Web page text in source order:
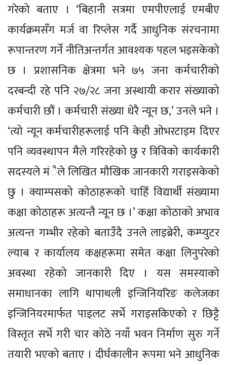
गरेको बताए । ‘बिहानी सत्रमा एमपीएलाई एमबीए
कार्यक्रमसँग मर्ज वा रिप्लेस गर्दै आधुनिक संरचनामा
रूपान्तरण गर्ने नीतिअन्तर्गत आवश्यक पहल भइसकेको
छ । प्रशासनिक क्षेत्रमा भने ७५ जना कर्मचारीको
दरबन्दी रहे पनि २७/२८ जना अस्थायी करार संख्याको
कर्मचारी छौं । कर्मचारी संख्या धेरै न्यून छ,’ उनले भने ।
‘त्यो न्यून कर्मचारीहरूलाई पनि केही ओभरटाइम दिएर
पनि व्यवस्थापन मैले गरिरहेको छु र त्रिविको कार्यकारी
सदस्यले मंैले लिखित मौखिक जानकारी गराइसकेको
छु । क्याम्पसको कोठाहरूको चाहिँ विद्यार्थी संख्यामा
कक्षा कोठाहरू अत्यन्तै न्यून छ ।’ कक्षा कोठाको अभाव
अत्यन्त गम्भीर रहेको बताउँदै उनले लाइब्रेरी, कम्प्युटर
ल्याब र कार्यालय कक्षहरूमा समेत कक्षा लिनुपरेको
अवस्था रहेको जानकारी दिए । यस समस्याको
समाधानका लागि थापाथली इन्जिनियरिङ कलेजका
इन्जिनियरमार्फत पाइलट सर्भे गराइसकिएको र छिट्टै
विस्तृत सर्भे गरी चार कोठे नयाँ भवन निर्माण सुरु गर्ने
तयारी भएको बताए । दीर्घकालीन रूपमा भने आधुनिक